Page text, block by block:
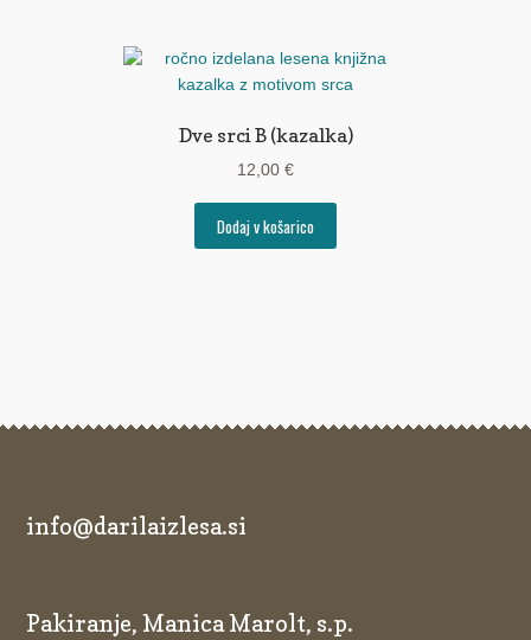
Dve srci B (kazalka)
12,00 €
Dodaj v košarico
info@darilaizlesa.si
Pakiranje, Manica Marolt, s.p.